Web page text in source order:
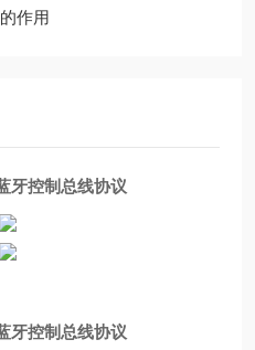
作用
牙控制总线协议
牙控制总线协议